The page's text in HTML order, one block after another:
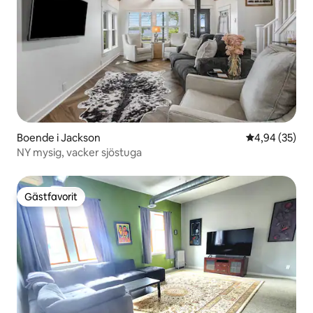
Boende i Jackson 4,94 av 5 i
4,94 (35)
NY mysig, vacker sjöstuga
Gästfavorit
Gästfavorit